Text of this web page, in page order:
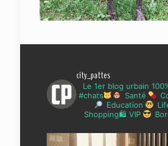
city_pattes
Le 1er blog urbain
#chats
Santé
Education
Shopping🛍 VIP